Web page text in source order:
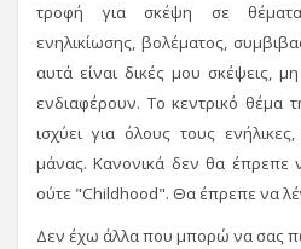
τροφή για σκέψη σε
ενηλικίωσης, βολέματος,
αυτά είναι δικές μου σκέψεις,
ενδιαφέρουν. Το κεντρικό θέμα
ισχύει για όλους τους
μάνας. Κανονικά δεν θα έπρεπε
ούτε "Childhood". Θα έπρεπε να
Δεν έχω άλλα που μπορώ να σας